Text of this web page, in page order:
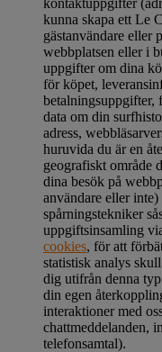
kunna skapa ett Le
gästanvändare eller
webbplatsen eller i
uppgifter om dina
för köpet,
betalningsuppgifter,
data om din
adress,
huruvida du är en
geografiskt område
dina besök på
användare eller
spårningstekniker
uppgiftsinsamling
cookies, för att
statistisk analys
dig utifrån denna
din egen
interaktioner med
chattmeddelanden,
telefonsamtal).